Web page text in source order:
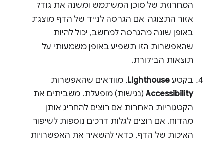
המחרוזת של סוכן המשתמש ומשנה את גודל
אזור התצוגה. אם הגרסה לנייד של הדף מוצגת
באופן שונה מהגרסה למחשב, יכול להיות
שהאפשרות הזו תשפיע באופן משמעותי על
תוצאות הביקורת.
בקטע Lighthouse, מוודאים שהאפשרות
Accessibility(נגישות) מופעלת. משביתים את
הקטגוריות האחרות אם רוצים להחריג אותן
מהדוח. אם רוצים לגלות דרכים נוספות לשיפור
האיכות של הדף, כדאי להשאיר את האפשרויות